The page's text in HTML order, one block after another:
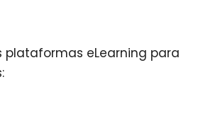
plataformas eLearning para